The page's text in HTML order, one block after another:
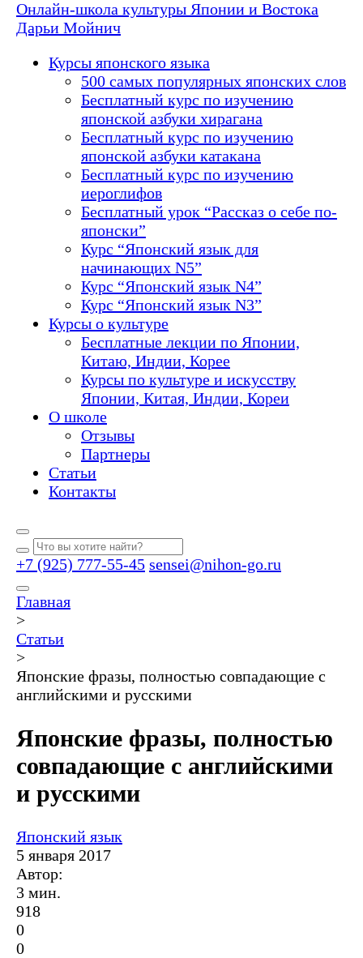
Онлайн-школа культуры Японии и Востока
Дарьи Мойнич
Курсы японского языка
500 самых популярных японских слов
Бесплатный курс по изучению
японской азбуки хирагана
Бесплатный курс по изучению
японской азбуки катакана
Бесплатный курс по изучению
иероглифов
Бесплатный урок “Рассказ о себе по-
японски”
Курс “Японский язык для
начинающих N5”
Курс “Японский язык N4”
Курс “Японский язык N3”
Курсы о культуре
Бесплатные лекции по Японии,
Китаю, Индии, Корее
Курсы по культуре и искусству
Японии, Китая, Индии, Кореи
О школе
Отзывы
Партнеры
Статьи
Контакты
+7 (925) 777-55-45 sensei@nihon-go.ru
Главная
>
Статьи
>
Японские фразы, полностью совпадающие с
английскими и русскими
Японские фразы, полностью
совпадающие с английскими
и русскими
Японский язык
5 января 2017
Автор:
3 мин.
918
0
0